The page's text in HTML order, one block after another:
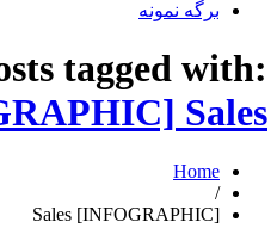
برگه نمونه
tagged with:
Sales
Home
/
[INFOGRAPHIC] Sales